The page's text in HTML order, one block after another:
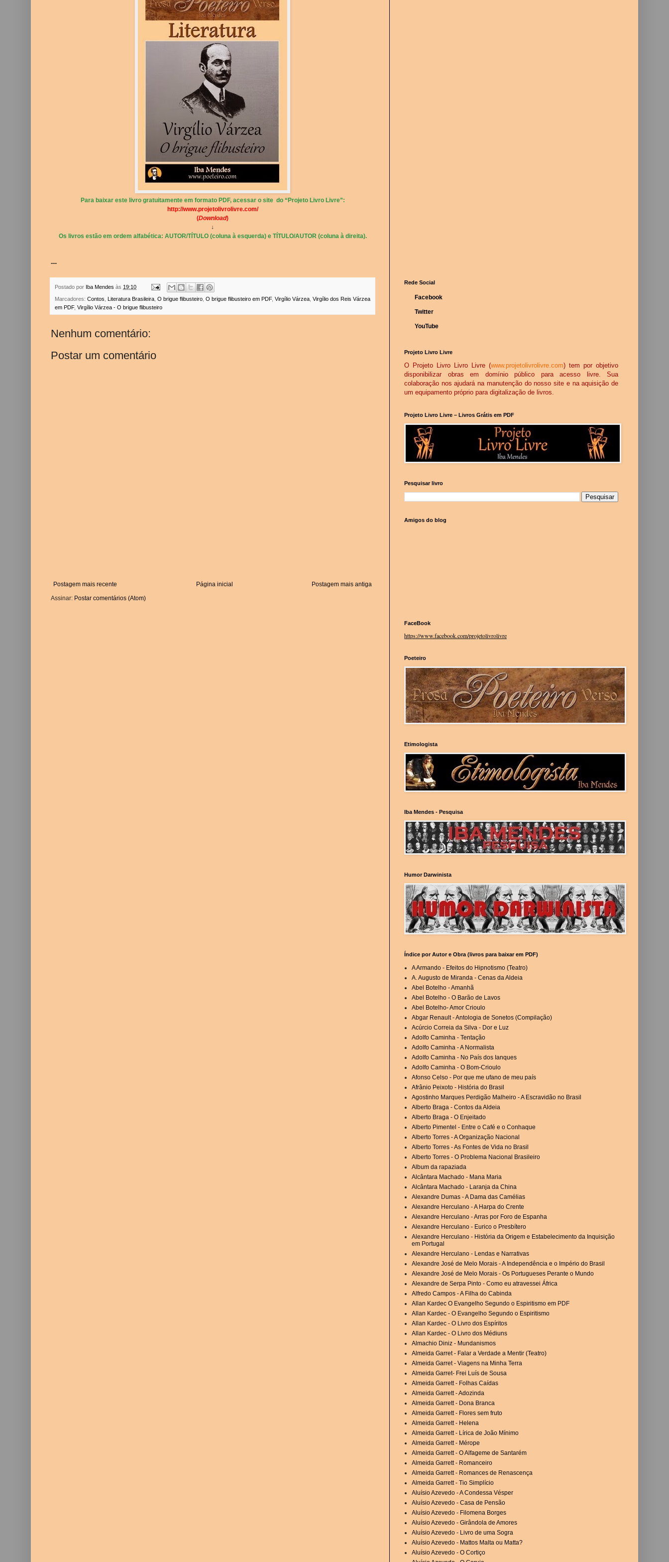
Para baixar este livro gratuitamente em formato PDF, acessar o site do “Projeto Livro Livre”:
http://www.projetolivrolivre.com/
(Download)
↓
Os livros estão em ordem alfabética: AUTOR/TÍTULO (coluna à esquerda) e TÍTULO/AUTOR (coluna à direita).
---
Postado por Iba Mendes às 19:10
Marcadores: Contos Literatura Brasileira O brigue flibusteiro O brigue flibusteiro em PDF, Virgílio Várzea Virgílio dos Reis Várzea
em PDF, Virgílio Várzea - O brigue flibusteiro
Nenhum comentário:
Postar um comentário
Postagem mais recente Postagem mais antiga
Página inicial
Assinar: Postar comentários (Atom)
Rede Social
Facebook
Twitter
YouTube
Projeto Livro Livre
O Projeto Livro Livro Livre (www.projetolivrolivre.com) tem por objetivo
disponibilizar obras em domínio público para acesso livre. Sua
colaboração nos ajudará na manutenção do nosso site e na aquisição de
um equipamento próprio para digitalização de livros.
Projeto Livro Livre – Livros Grátis em PDF
Pesquisar livro
Amigos do blog
FaceBook
https://www.facebook.com/projetolivrolivre
Poeteiro
Etimologista
Iba Mendes - Pesquisa
Humor Darwinista
Índice por Autor e Obra (livros para baixar em PDF)
A Armando - Efeitos do Hipnotismo (Teatro)
A. Augusto de Miranda - Cenas da Aldeia
Abel Botelho - Amanhã
Abel Botelho - O Barão de Lavos
Abel Botelho- Amor Crioulo
Abgar Renault - Antologia de Sonetos (Compilação)
Acúrcio Correia da Silva - Dor e Luz
Adolfo Caminha - Tentação
Adolfo Caminha - A Normalista
Adolfo Caminha - No País dos Ianques
Adolfo Caminha - O Bom-Crioulo
Afonso Celso - Por que me ufano de meu país
Afrânio Peixoto - História do Brasil
Agostinho Marques Perdigão Malheiro - A Escravidão no Brasil
Alberto Braga - Contos da Aldeia
Alberto Braga - O Enjeitado
Alberto Pimentel - Entre o Café e o Conhaque
Alberto Torres - A Organização Nacional
Alberto Torres - As Fontes de Vida no Brasil
Alberto Torres - O Problema Nacional Brasileiro
Album da rapaziada
Alcântara Machado - Mana Maria
Alcântara Machado - Laranja da China
Alexandre Dumas - A Dama das Camélias
Alexandre Herculano - A Harpa do Crente
Alexandre Herculano - Arras por Foro de Espanha
Alexandre Herculano - Eurico o Presbítero
Alexandre Herculano - História da Origem e Estabelecimento da Inquisição
em Portugal
Alexandre Herculano - Lendas e Narrativas
Alexandre José de Melo Morais - A Independência e o Império do Brasil
Alexandre José de Melo Morais - Os Portugueses Perante o Mundo
Alexandre de Serpa Pinto - Como eu atravessei África
Alfredo Campos - A Filha do Cabinda
Allan Kardec O Evangelho Segundo o Espiritismo em PDF
Allan Kardec - O Evangelho Segundo o Espiritismo
Allan Kardec - O Livro dos Espíritos
Allan Kardec - O Livro dos Médiuns
Almachio Diniz - Mundanismos
Almeida Garret - Falar a Verdade a Mentir (Teatro)
Almeida Garret - Viagens na Minha Terra
Almeida Garret- Frei Luís de Sousa
Almeida Garrett - Folhas Caídas
Almeida Garrett - Adozinda
Almeida Garrett - Dona Branca
Almeida Garrett - Flores sem fruto
Almeida Garrett - Helena
Almeida Garrett - Lírica de João Mínimo
Almeida Garrett - Mérope
Almeida Garrett - O Alfageme de Santarém
Almeida Garrett - Romanceiro
Almeida Garrett - Romances de Renascença
Almeida Garrett - Tio Simplício
Aluísio Azevedo - A Condessa Vésper
Aluísio Azevedo - Casa de Pensão
Aluísio Azevedo - Filomena Borges
Aluísio Azevedo - Girândola de Amores
Aluísio Azevedo - Livro de uma Sogra
Aluísio Azevedo - Mattos Malta ou Matta?
Aluísio Azevedo - O Cortiço